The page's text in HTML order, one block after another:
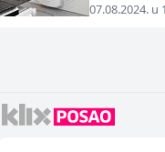
07.08.2024. u